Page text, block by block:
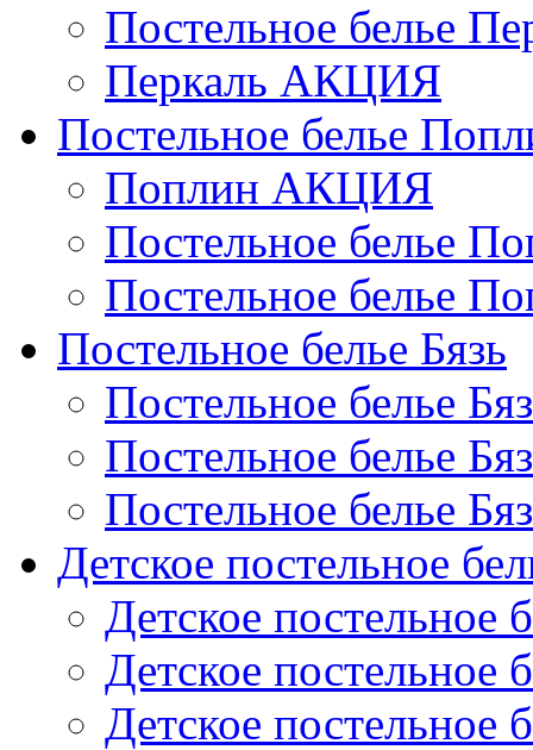
Постельное белье
Перкаль АКЦИЯ
Постельное белье
Поплин АКЦИЯ
Постельное белье
Постельное белье
Постельное белье Бязь
Постельное белье
Постельное белье
Постельное белье
Детское постельное
Детское постельное
Детское постельное
Детское